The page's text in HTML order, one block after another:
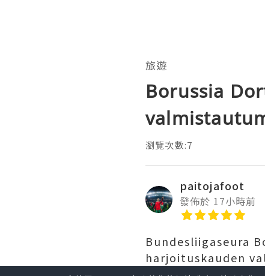
旅遊
Borussia
瀏覽次數:7
paitojafoot
發佈於 17小時前
Bundesliigaseura
harjoituskauden